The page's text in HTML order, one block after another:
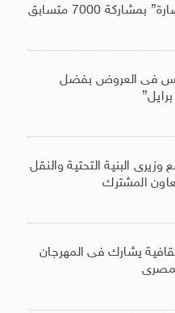
7000 متسابق
فى العروض بفضل
البنية التحتية والنقل
المشترك
يشارك فى المهرجان